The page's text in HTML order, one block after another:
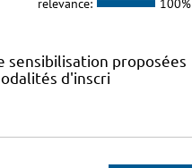
relevance: 100%
sensibilisation proposées
d'inscri